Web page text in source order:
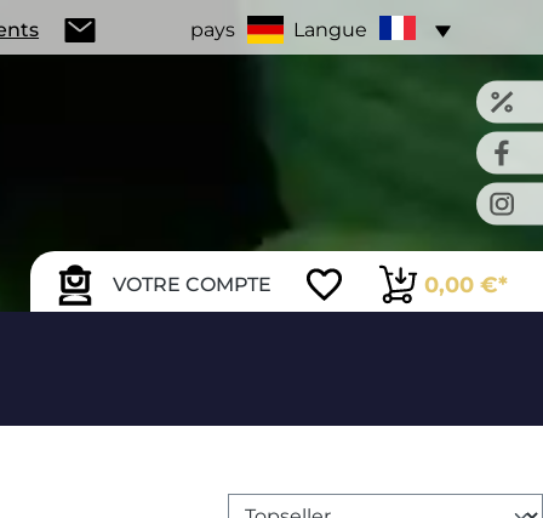
pays Langue
VOTRE COMPTE 0,00 €*